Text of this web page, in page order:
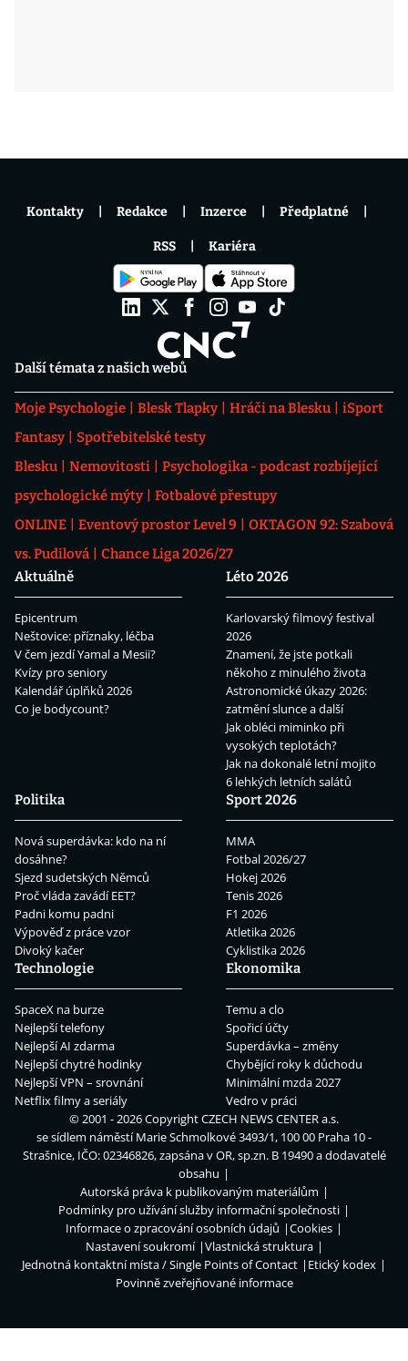
Další témata z našich webů
Moje Psychologie Blesk Tlapky Hráči na Blesku
iSport
Fantasy
Spotřebitelské testy
Blesku
Nemovitosti
Psychologika - podcast rozbíjející
psychologické mýty
Fotbalové přestupy
ONLINE
Eventový prostor Level 9
OKTAGON 92: Szabová
vs. Pudilová
Chance Liga 2026/27
Aktuálně
Epicentrum
Neštovice: příznaky, léčba
V čem jezdí Yamal a Mesii?
Kvízy pro seniory
Kalendář úplňků 2026
Co je bodycount?
Léto 2026
Karlovarský filmový festival
2026
Znamení, že jste potkali
někoho z minulého života
Astronomické úkazy 2026:
zatmění slunce a další
Jak obléci miminko při
vysokých teplotách?
Jak na dokonalé letní mojito
6 lehkých letních salátů
Politika
Nová superdávka: kdo na ní
dosáhne?
Sjezd sudetských Němců
Proč vláda zavádí EET?
Padni komu padni
Výpověď z práce vzor
Divoký kačer
Sport 2026
MMA
Fotbal 2026/27
Hokej 2026
Tenis 2026
F1 2026
Atletika 2026
Cyklistika 2026
Technologie
SpaceX na burze
Nejlepší telefony
Nejlepší AI zdarma
Nejlepší chytré hodinky
Nejlepší VPN – srovnání
Netflix filmy a seriály
Ekonomika
Temu a clo
Spořicí účty
Superdávka – změny
Chybějící roky k důchodu
Minimální mzda 2027
Vedro v práci
Kontakty Redakce Inzerce Předplatné
RSS Kariéra
© 2001 - 2026 CopyrightCZECH NEWS CENTER a.s.
se sídlem náměstí Marie Schmolkové 3493/1, 100 00 Praha 10 -
Strašnice, IČO: 02346826, zapsána v OR, sp.zn. B 19490 a dodavatelé
obsahu
Autorská práva k publikovaným materiálům
Podmínky pro užívání služby informační společnosti
Informace o zpracování osobních údajů
Cookies
Nastavení soukromí
Vlastnická struktura
Jednotná kontaktní místa / Single Points of Contact
Etický kodex
Povinně zveřejňované informace